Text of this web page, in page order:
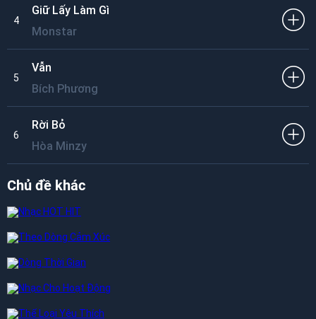
4
Giữ Lấy Làm Gì
Monstar
5
Vẫn
Bích Phương
6
Rời Bỏ
Hòa Minzy
Chủ đề khác